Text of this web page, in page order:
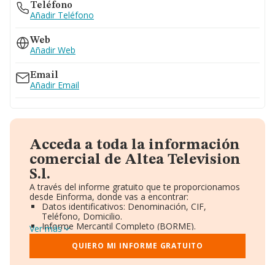
Teléfono
Añadir Teléfono
Web
Añadir Web
Email
Añadir Email
Acceda a toda la información
comercial de Altea Television
S.l.
A través del informe gratuito que te proporcionamos
desde Einforma, donde vas a encontrar:
Datos identificativos: Denominación, CIF,
Teléfono, Domicilio.
Informe Mercantil Completo (BORME).
Gráficos de Evolución Ventas y Empleados.
Consejo de Administración y Administradores.
Directivos y Ejecutivos.
Ver más
QUIERO MI INFORME GRATUITO